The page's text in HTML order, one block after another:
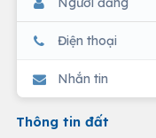
Điện thoại
Nhắn tin
Thông tin đất